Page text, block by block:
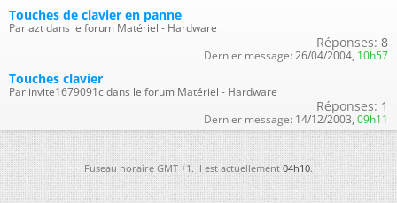
Touches de clavier en panne
Par azt dans le forum Matériel - Hardware
Réponses: 8
Dernier message: 26/04/2004, 10h57
Touches clavier
Par invite1679091c dans le forum Matériel - Hardware
Réponses: 1
Dernier message: 14/12/2003, 09h11
Fuseau horaire GMT +1. Il est actuellement04h10.